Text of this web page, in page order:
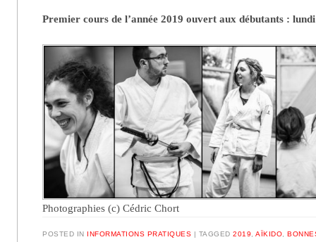
Premier cours de l’année 2019 ouvert aux débutants :
Photographies (c) Cédric Chort
POSTED IN INFORMATIONS PRATIQUES TAGGED2019,AÏKIDO,